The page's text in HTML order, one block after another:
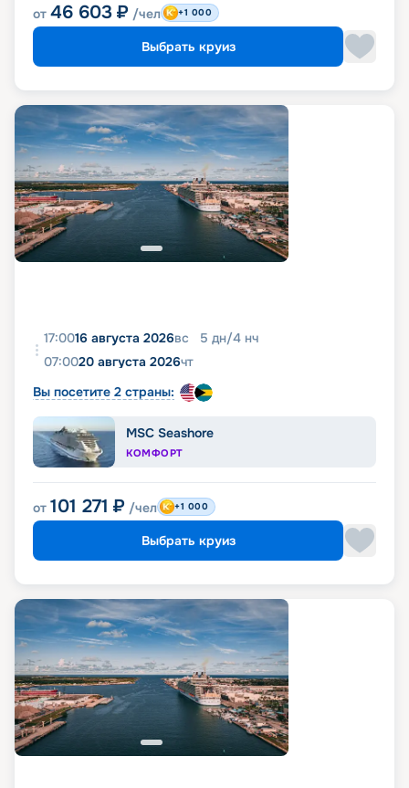
от 46 603 ₽ /чел +1 000
Выбрать круиз
17:0016 августа 2026вс 5 дн/4 нч
07:0020 августа 2026чт
Вы посетите 2 страны:
MSC Seashore
КОМФОРТ
от 101 271 ₽ /чел +1 000
Выбрать круиз